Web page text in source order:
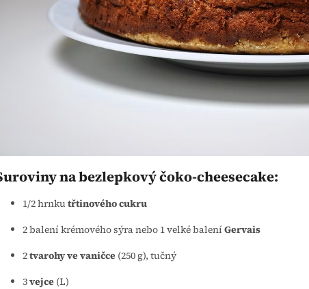
na bezlepkový čoko-cheesecake:
1/2 hrnkutřtinového cukru
2 balení krémového sýra nebo 1 velké balení Gervais
2tvarohy ve vaničce (250 g), tučný
3vejce (L)